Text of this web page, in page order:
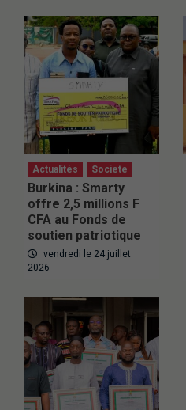
Actualités Societe
Burkina : Smarty
offre 2,5 millions F
CFA au Fonds de
soutien patriotique
vendredi le 24 juillet
2026